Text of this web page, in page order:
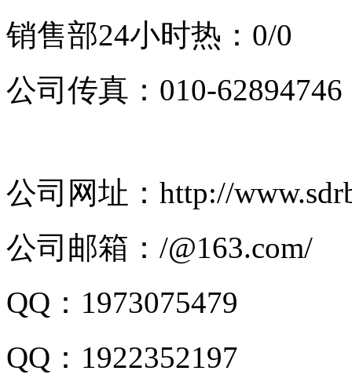
销售部24小时热：0/0
公司传真：010-62894746
公司网址：http://
公司邮箱：/@163.com/
QQ：1973075479
QQ：1922352197